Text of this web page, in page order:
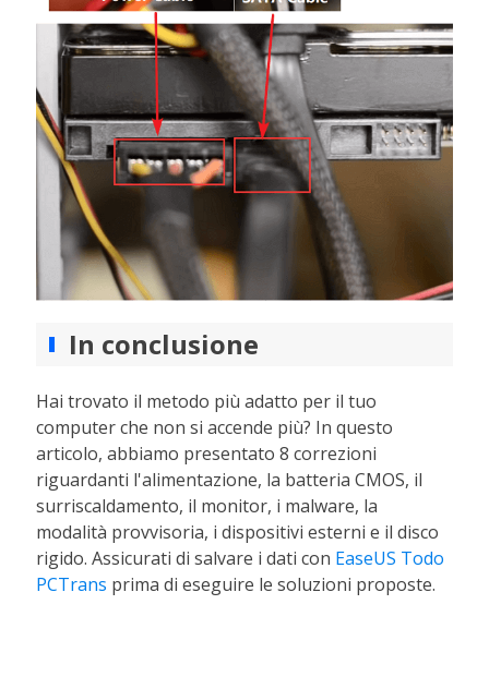
In conclusione
Hai trovato il metodo più adatto per il tuo
computer che non si accende più? In questo
articolo, abbiamo presentato 8 correzioni
riguardanti l'alimentazione, la batteria CMOS, il
surriscaldamento, il monitor, i malware, la
modalità provvisoria, i dispositivi esterni e il disco
rigido. Assicurati di salvare i dati con EaseUS Todo
PCTrans prima di eseguire le soluzioni proposte.